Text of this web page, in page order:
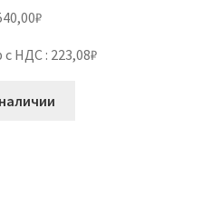
₽
НДС : 223,08₽